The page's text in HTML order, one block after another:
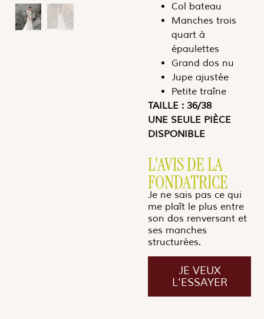
Col bateau
Manches trois
quart à
épaulettes
Grand dos nu
Jupe ajustée
Petite traîne
TAILLE : 36/38
UNE SEULE PIÈCE
DISPONIBLE
L'AVIS DE LA
FONDATRICE
Je ne sais pas ce qui
me plaît le plus entre
son dos renversant et
ses manches
structurées.
JE VEUX
L'ESSAYER